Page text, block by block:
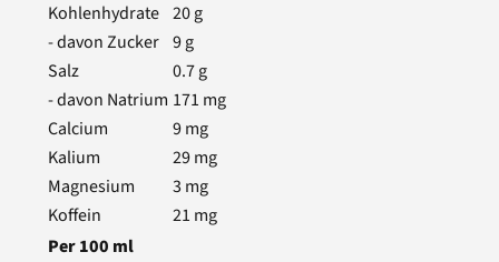
Kohlenhydrate 20g
- davon Zucker 9g
Salz
0.7g
- davon Natrium 171 mg
Calcium
9mg
Kalium
29mg
Magnesium
3 mg
Koffein
21 mg
Per100 ml